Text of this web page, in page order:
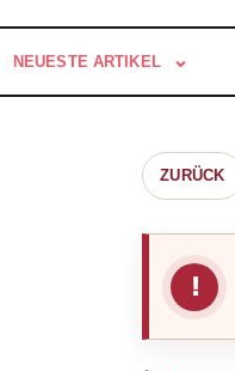
NEUESTE ARTIKEL
ZURÜCK
!